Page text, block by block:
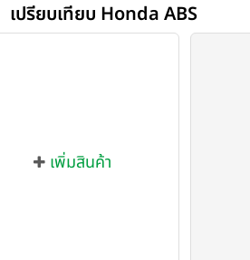
เปรียบเทียบ Honda ABS
เพิ่มสินค้า